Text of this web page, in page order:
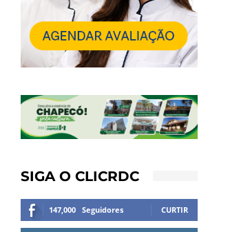
SIGA O CLICRDC
147,000 Seguidores CURTIR